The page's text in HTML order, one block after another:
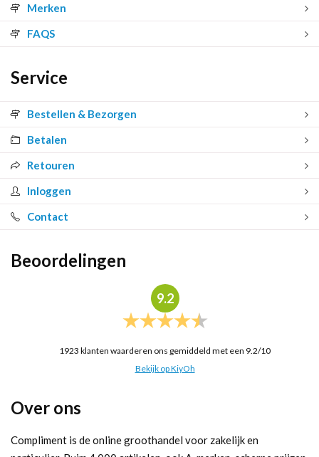
Merken
FAQS
Service
Bestellen & Bezorgen
Betalen
Retouren
Inloggen
Contact
Beoordelingen
9.2
1923 klanten waarderen ons gemiddeld met een 9.2/10
Bekijk op KiyOh
Over ons
Compliment is de online groothandel voor zakelijk en